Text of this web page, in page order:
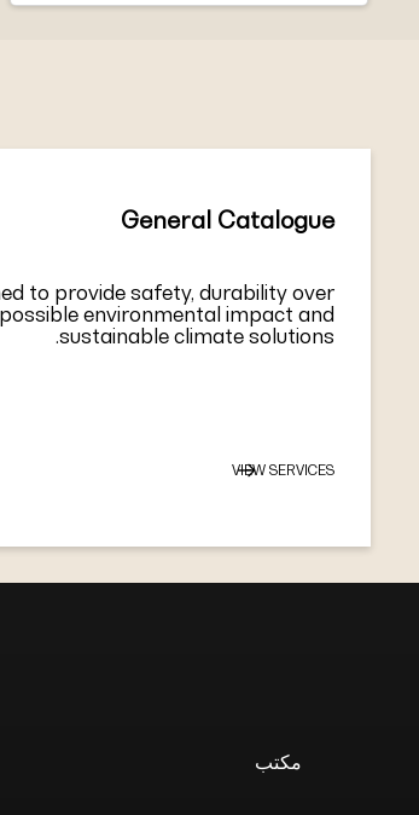
General Catalogue
to provide safety, durability over
environmental impact and
sustainable climate solutions.
VIEW SERVICES
مكتب